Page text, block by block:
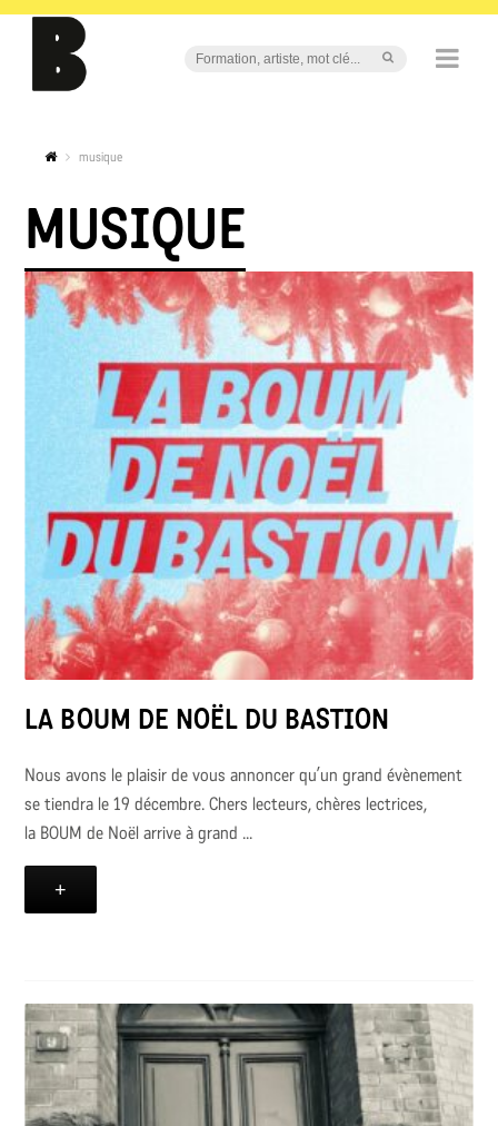
musique
MUSIQUE
LA BOUM DE NOËL DU BASTION
Nous avons le plaisir de vous annoncer qu’un grand évènement
se tiendra le 19 décembre. Chers lecteurs, chères lectrices,
la BOUM de Noël arrive à grand ...
+